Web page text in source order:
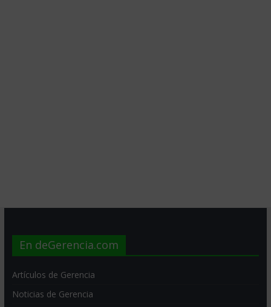
En deGerencia.com
Artículos de Gerencia
Noticias de Gerencia